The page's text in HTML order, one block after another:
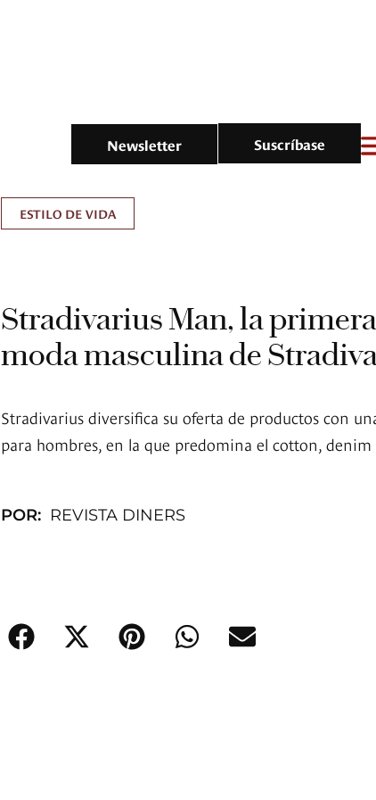
Newsletter Suscríbase
ESTILO DE VIDA
Stradivarius Man, la
moda masculina de
Stradivarius diversifica su oferta de productos con
para hombres, en la que predomina el cotton, denim
POR: REVISTA DINERS